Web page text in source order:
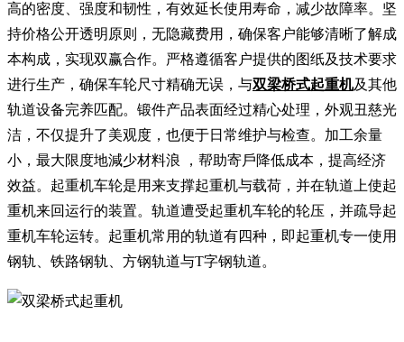
高的密度、强度和韧性，有效延长使用寿命，减少故障率。坚
持价格公开透明原则，无隐藏费用，确保客户能够清晰了解成
本构成，实现双赢合作。严格遵循客户提供的图纸及技术要求
进行生产，确保车轮尺寸精确无误，与双梁桥式起重机及其他
轨道设备完养匹配。锻件产品表面经过精心处理，外观丑慈光
洁，不仅提升了美观度，也便于日常维护与检查。加工余量
小，最大限度地減少材料浪 ，帮助寄戶降低成本，提高经济
效益。起重机车轮是用来支撑起重机与载荷，并在轨道上使起
重机来回运行的装置。轨道遭受起重机车轮的轮压，并疏导起
重机车轮运转。起重机常用的轨道有四种，即起重机专一使用
钢轨、铁路钢轨、方钢轨道与T字钢轨道。